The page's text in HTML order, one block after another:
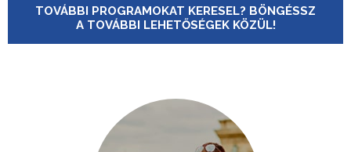
TOVÁBBI PROGRAMOKAT KERESEL? BÖNGÉSSZ
A TOVÁBBI LEHETŐSÉGEK KÖZÜL!